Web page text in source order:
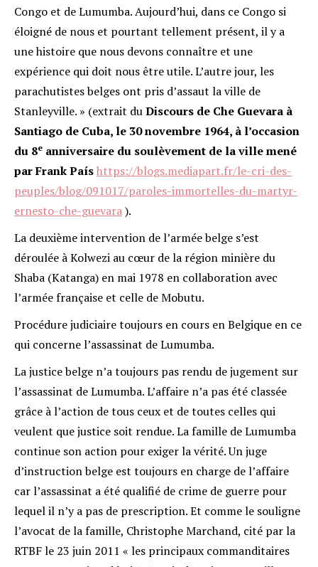
Congo et de Lumumba. Aujourd’hui, dans ce Congo si
éloigné de nous et pourtant tellement présent, il y a
une histoire que nous devons connaître et une
expérience qui doit nous être utile. L’autre jour, les
parachutistes belges ont pris d’assaut la ville de
Stanleyville. » (extrait duDiscours de Che Guevara à
Santiago de Cuba, le 30 novembre 1964, à l’occasion
du 8e anniversaire du soulèvement de la ville mené
par Frank Paíshttps://blogs.mediapart.fr/le-cri-des-
peuples/blog/091017/paroles-immortelles-du-martyr-
ernesto-che-guevara).
La deuxième intervention de l’armée belge s’est
déroulée à Kolwezi au cœur de la région minière du
Shaba (Katanga) en mai 1978 en collaboration avec
l’armée française et celle de Mobutu.
Procédure judiciaire toujours en cours en Belgique en ce
qui concerne l’assassinat de Lumumba.
La justice belge n’a toujours pas rendu de jugement sur
l’assassinat de Lumumba. L’affaire n’a pas été classée
grâce à l’action de tous ceux et de toutes celles qui
veulent que justice soit rendue. La famille de Lumumba
continue son action pour exiger la vérité. Un juge
d’instruction belge est toujours en charge de l’affaire
car l’assassinat a été qualifié de crime de guerre pour
lequel il n’y a pas de prescription. Et comme le souligne
l’avocat de la famille, Christophe Marchand, cité par la
RTBF le 23 juin 2011 « les principaux commanditaires